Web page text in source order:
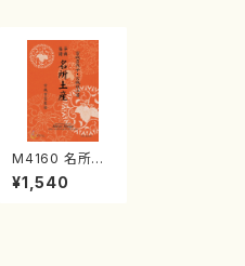
M4160 名所土
産《箏曲楽譜》
（箏/宮城喜代
¥1,540